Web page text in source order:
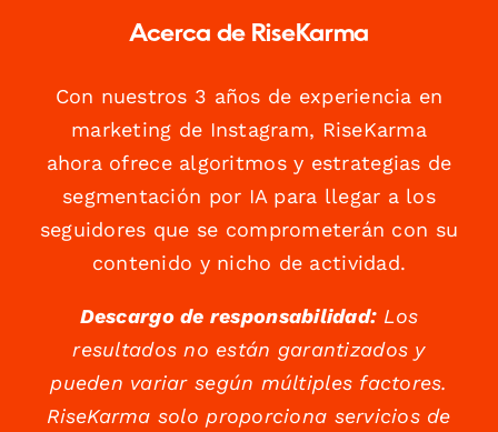
Acerca de RiseKarma
Con nuestros 3 años de experiencia en
marketing de Instagram, RiseKarma
ahora ofrece algoritmos y estrategias de
segmentación por IA para llegar a los
seguidores que se comprometerán con su
contenido y nicho de actividad.
Descargo de responsabilidad:Los
resultados no están garantizados y
pueden variar según múltiples factores.
RiseKarma solo proporciona servicios de